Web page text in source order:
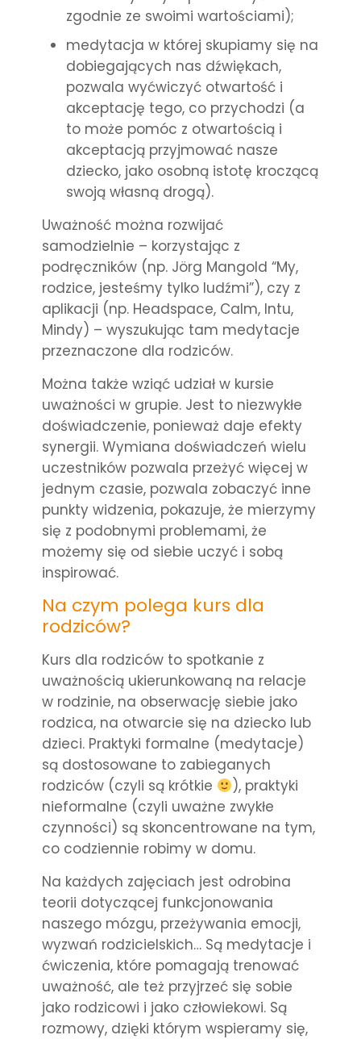
zgodnie ze swoimi wartościami);
medytacja w której skupiamy się na
dobiegających nas dźwiękach,
pozwala wyćwiczyć otwartość i
akceptację tego, co przychodzi (a
to może pomóc z otwartością i
akceptacją przyjmować nasze
dziecko, jako osobną istotę kroczącą
swoją własną drogą).
Uważność można rozwijać
samodzielnie – korzystając z
podręczników (np. Jörg Mangold “My,
rodzice, jesteśmy tylko ludźmi”), czy z
aplikacji (np. Headspace, Calm, Intu,
Mindy) – wyszukując tam medytacje
przeznaczone dla rodziców.
Można także wziąć udział w kursie
uważności w grupie. Jest to niezwykłe
doświadczenie, ponieważ daje efekty
synergii. Wymiana doświadczeń wielu
uczestników pozwala przeżyć więcej w
jednym czasie, pozwala zobaczyć inne
punkty widzenia, pokazuje, że mierzymy
się z podobnymi problemami, że
możemy się od siebie uczyć i sobą
inspirować.
Na czym polega kurs dla
rodziców?
Kurs dla rodziców to spotkanie z
uważnością ukierunkowaną na relacje
w rodzinie, na obserwację siebie jako
rodzica, na otwarcie się na dziecko lub
dzieci. Praktyki formalne (medytacje)
są dostosowane to zabieganych
rodziców (czyli są krótkie
), praktyki
nieformalne (czyli uważne zwykłe
czynności) są skoncentrowane na tym,
co codziennie robimy w domu.
Na każdych zajęciach jest odrobina
teorii dotyczącej funkcjonowania
naszego mózgu, przeżywania emocji,
wyzwań rodzicielskich… Są medytacje i
ćwiczenia, które pomagają trenować
uważność, ale też przyjrzeć się sobie
jako rodzicowi i jako człowiekowi. Są
rozmowy, dzięki którym wspieramy się,